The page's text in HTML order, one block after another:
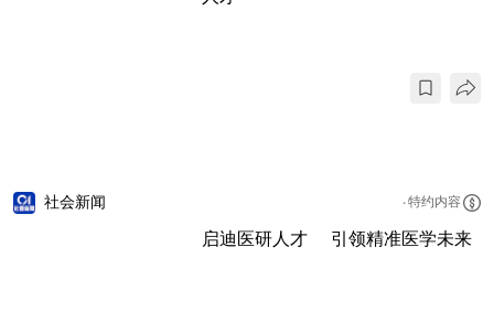
社会新闻 特约内容
启迪医研人才 引领精准医学未来